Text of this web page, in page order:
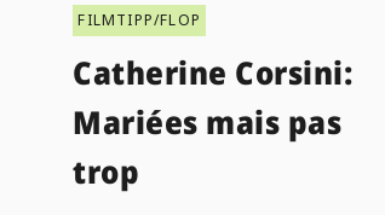
FILMTIPP/FLOP
Catherine Corsini:
Mariées mais pas
trop